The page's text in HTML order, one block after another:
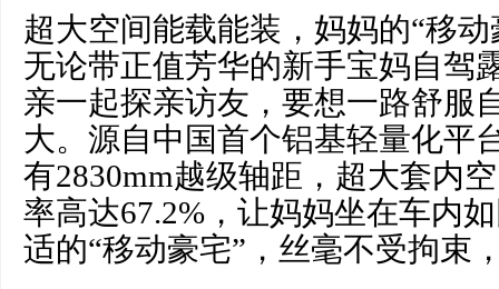
超大空间能载能装，妈妈的“移动
无论带正值芳华的新手宝妈自驾
亲一起探亲访友，要想一路舒服
大。源自中国首个铝基轻量化平
有2830mm越级轴距，超大套内
率高达67.2%，让妈妈坐在车内
适的“移动豪宅”，丝毫不受拘束